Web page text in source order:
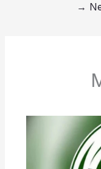
→